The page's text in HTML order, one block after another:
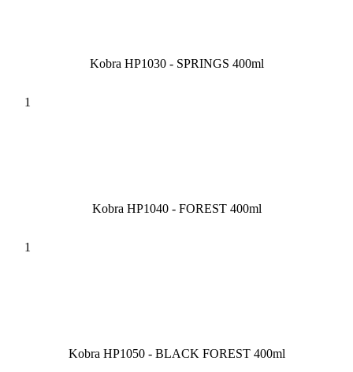
Kobra HP1030 - SPRINGS 400ml
Kobra HP1040 - FOREST 400ml
Kobra HP1050 - BLACK FOREST 400ml